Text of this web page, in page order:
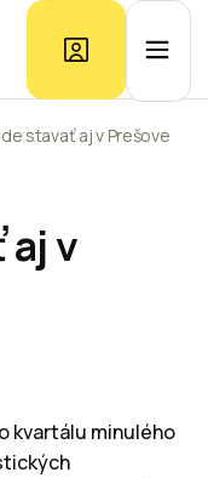
trhu
Inzerát
stavať aj v Prešove
aj v
kvartálu minulého